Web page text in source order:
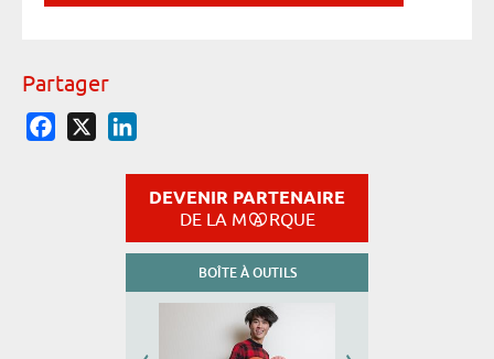
Partager
Facebook
DEVENIR PARTENAIRE
DE LA M RQUE
BOÎTE À OUTILS